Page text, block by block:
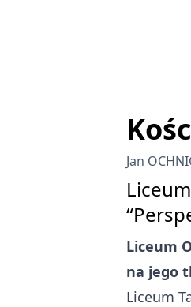
Jan
Liceum
na jego
Liceum